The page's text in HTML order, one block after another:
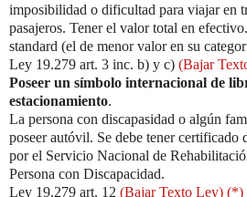
imposibilidad o dificultad para viajar en
pasajeros. Tener el valor total en
standard (el de menor valor en su
Ley 19.279 art. 3 inc. b) y c) (Bajar
Poseer un símbolo internacional de
estacionamiento.
La persona con discapasidad o algún
poseer autóvil. Se debe tener certificado
por el Servicio Nacional de
Persona con Discapacidad.
Ley 19.279 art. 12 (Bajar Texto Ley) (*)